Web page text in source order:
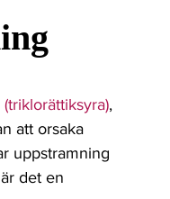
Pigment
(triklorättiksyra),
att orsaka
uppstramning
det en